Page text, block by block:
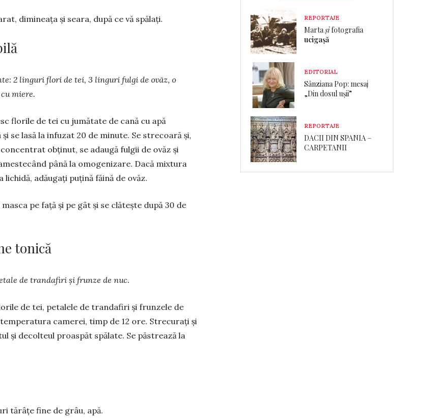
dimineața și seara, după ce vă spălați.
2 linguri flori de tei, 3 linguri fulgi de ovăz, o
miere.
florile de tei cu jumă­tate de cană cu apă
se lasă la infuzat 20 de minute. Se strecoară și,
obținut, se adaugă fulgii de ovăz și
până la omogenizare. Dacă mixtura
lichidă, adău­gați puțină făină de ovăz.
masca pe față și pe gât și se clătește după 30 de
tonică
de trandafiri și frun­ze de nuc.
de tei, petalele de trandafiri și frun­zele de
came­rei, timp de 12 ore. Strecurați și
și decolteul proaspăt spălate. Se păs­trează la
tărâțe fine de grâu, apă.
REPORTAJE
Martașifotografia
ucigașă
EDITORIAL
Sânziana Pop: mesaj
„Din dosul ușii”
REPORTAJE
DACII DIN SPANIA –
CARPETANII